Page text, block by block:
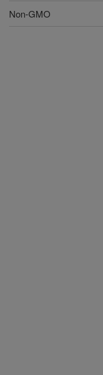
Non-GMO